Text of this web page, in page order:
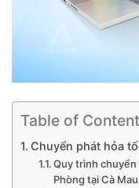
Table of
Chuyển phát hỏa
Quy trình chuyển
Phòng tại Cà